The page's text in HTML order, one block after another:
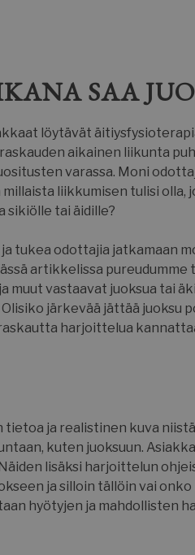
SAA
löytävät
aikainen liikunta
varassa. Moni
liikkumisen tulisi olla,
sikiölle tai äidille?
tukea odottajia jatkamaan
artikkelissa pureudumme
muut vastaavat juoksua tai
järkevää jättää juoksu
harjoittelua
ja realistinen kuva
kuten juoksuun.
lisäksi harjoittelun
ja silloin tällöin vai
hyötyjen ja mahdollisten